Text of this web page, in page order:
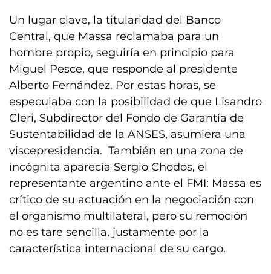
Un lugar clave, la titularidad del Banco
Central, que Massa reclamaba para un
hombre propio, seguiría en principio para
Miguel Pesce, que responde al presidente
Alberto Fernández. Por estas horas, se
especulaba con la posibilidad de que Lisandro
Cleri, Subdirector del Fondo de Garantía de
Sustentabilidad de la ANSES, asumiera una
viscepresidencia. También en una zona de
incógnita aparecía Sergio Chodos, el
representante argentino ante el FMI: Massa es
crítico de su actuación en la negociación con
el organismo multilateral, pero su remoción
no es tare sencilla, justamente por la
característica internacional de su cargo.